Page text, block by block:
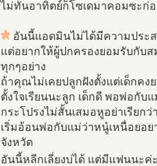
ไม่ทันอาทิตย์ก็โซเดมาคอมซะก่
อันนี้แอดมินไม่ได้มีความประส
แต่อยากให้ผู้ปกครองยอมรับกับ
ทุกๆอย่าง
ถ้าคุณไม่เคยปลูกฝังตั้งแต่เด็กคง
ตั้งใจเรียนนะลูก เด็กดี พอพ่อกั
กระโปรงไม่สั้นเสมอหูอย่าเรียก
เริ่มอ้อนพ่อกับแม่ว่าหนู๋เหนื่อยอ
จังหวัด
อันนี้หลีกเลี่ยงบ่ได้ แต่มีแฟนนะค่